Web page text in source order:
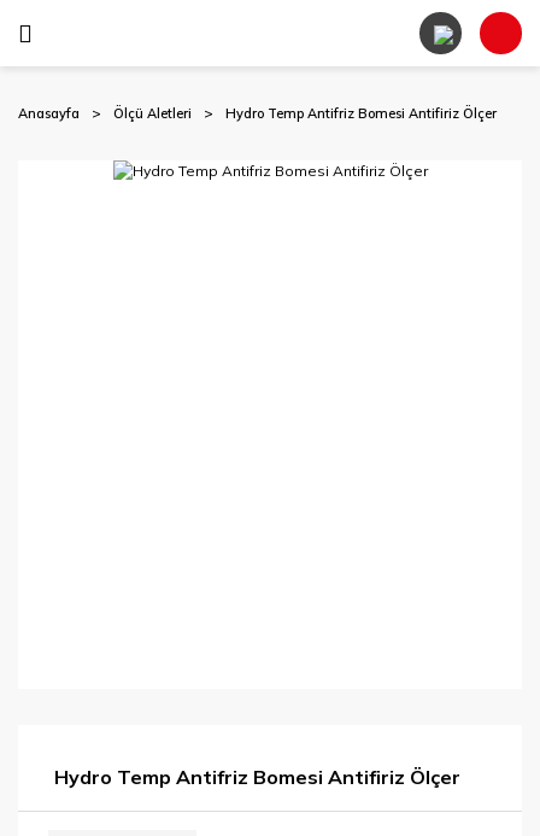
Anasayfa Ölçü Aletleri Hydro Temp Antifriz Bomesi Antifiriz Ölçer
Hydro Temp Antifriz Bomesi Antifiriz Ölçer